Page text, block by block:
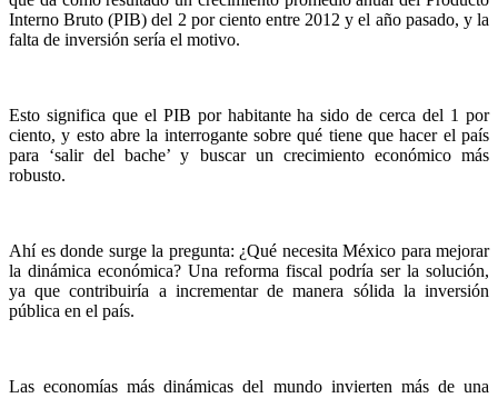
Interno Bruto (PIB) del 2 por ciento entre 2012 y el año pasado, y la
falta de inversión sería el motivo.
Esto significa que el PIB por habitante ha sido de cerca del 1 por
ciento, y esto abre la interrogante sobre qué tiene que hacer el país
para ‘salir del bache’ y buscar un crecimiento económico más
robusto.
Ahí es donde surge la pregunta: ¿Qué necesita México para mejorar
la dinámica económica? Una reforma fiscal podría ser la solución,
ya que contribuiría a incrementar de manera sólida la inversión
pública en el país.
Las economías más dinámicas del mundo invierten más de una